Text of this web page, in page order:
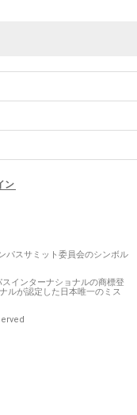
ン
パスサミット委員会のシンボル
インターナショナルの商標登
ルが認定した日本唯一のミス